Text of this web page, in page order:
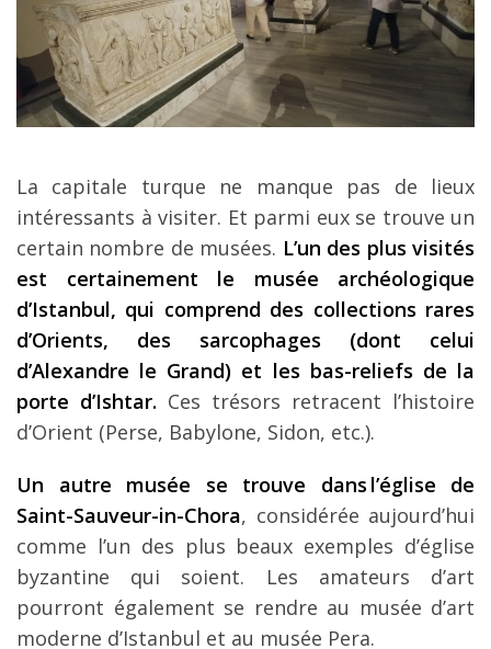
La capitale turque ne manque pas de lieux
intéressants à visiter. Et parmi eux se trouve un
certain nombre de musées. L’un des plus visités
est certainement le musée archéologique
d’Istanbul, qui comprend des collections rares
d’Orients, des sarcophages (dont celui
d’Alexandre le Grand) et les bas-reliefs de la
porte d’Ishtar. Ces trésors retracent l’histoire
d’Orient (Perse, Babylone, Sidon, etc.).
Un autre musée se trouve dans l’église de
Saint-Sauveur-in-Chora, considérée aujourd’hui
comme l’un des plus beaux exemples d’église
byzantine qui soient. Les amateurs d’art
pourront également se rendre au musée d’art
moderne d’Istanbul et au musée Pera.